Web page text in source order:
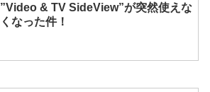
”Video & TV SideView”が突然使えな
くなった件！